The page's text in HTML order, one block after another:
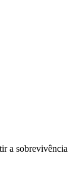
a sobrevivência